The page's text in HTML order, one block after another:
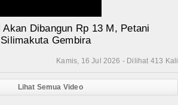
Dibangun Rp 13 M, Petani
Gembira
Kamis, 16 Jul 2026 - Dilihat 413 Kali
Lihat Semua Video